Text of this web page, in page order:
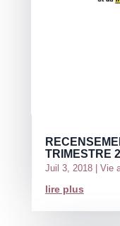
TRIMESTRE
Juil 3, 2018| Vie
lire plus